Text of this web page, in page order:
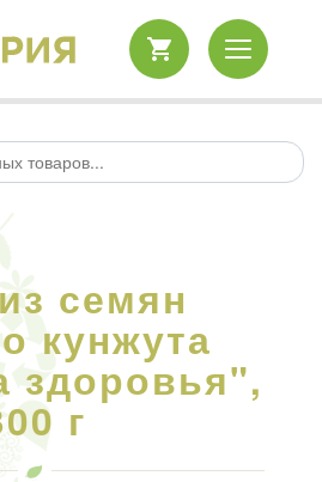
семян
кунжута
здоровья",
г